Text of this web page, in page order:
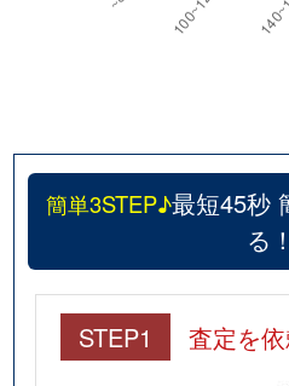
簡単3STEP♪最短45秒
る！
STEP1 査定を